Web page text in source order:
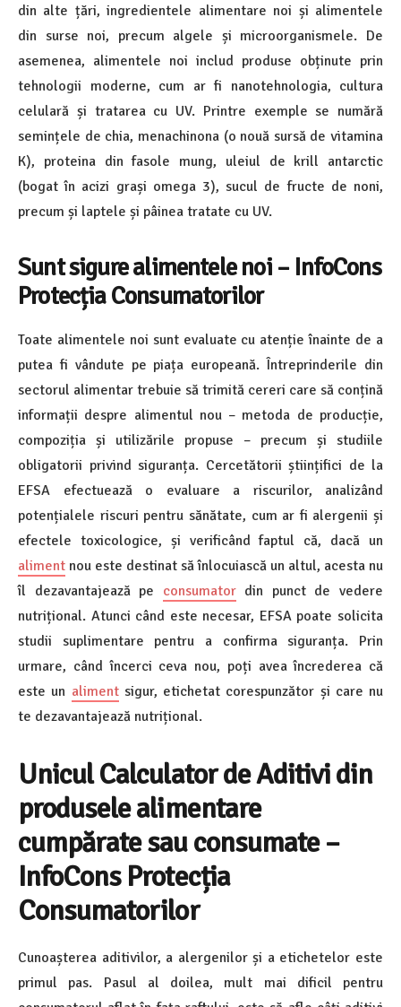
din alte țări, ingredientele alimentare noi și alimentele
din surse noi, precum algele și microorganismele. De
asemenea, alimentele noi includ produse obținute prin
tehnologii moderne, cum ar fi nanotehnologia, cultura
celulară și tratarea cu UV. Printre exemple se numără
semințele de chia, menachinona (o nouă sursă de vitamina
K), proteina din fasole mung, uleiul de krill antarctic
(bogat în acizi grași omega 3), sucul de fructe de noni,
precum și laptele și pâinea tratate cu UV.
Sunt sigure alimentele noi – InfoCons
Protecția Consumatorilor
Toate alimentele noi sunt evaluate cu atenție înainte de a
putea fi vândute pe piața europeană. Întreprinderile din
sectorul alimentar trebuie să trimită cereri care să conțină
informații despre alimentul nou – metoda de producție,
compoziția și utilizările propuse – precum și studiile
obligatorii privind siguranța. Cercetătorii științifici de la
EFSA efectuează o evaluare a riscurilor, analizând
potențialele riscuri pentru sănătate, cum ar fi alergenii și
efectele toxicologice, și verificând faptul că, dacă un
aliment nou este destinat să înlocuiască un altul, acesta nu
îl dezavantajează pe consumatordin punct de vedere
nutrițional. Atunci când este necesar, EFSA poate solicita
studii suplimentare pentru a confirma siguranța. Prin
urmare, când încerci ceva nou, poți avea încrederea că
este un alimentsigur, etichetat corespunzător și care nu
te dezavantajează nutrițional.
Unicul Calculator de Aditivi din
produsele alimentare
cumpărate sau consumate –
InfoCons Protecția
Consumatorilor
Cunoașterea aditivilor, a alergenilor și a etichetelor este
primul pas. Pasul al doilea, mult mai dificil pentru